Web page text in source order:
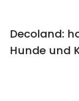
Decoland:
Hunde und